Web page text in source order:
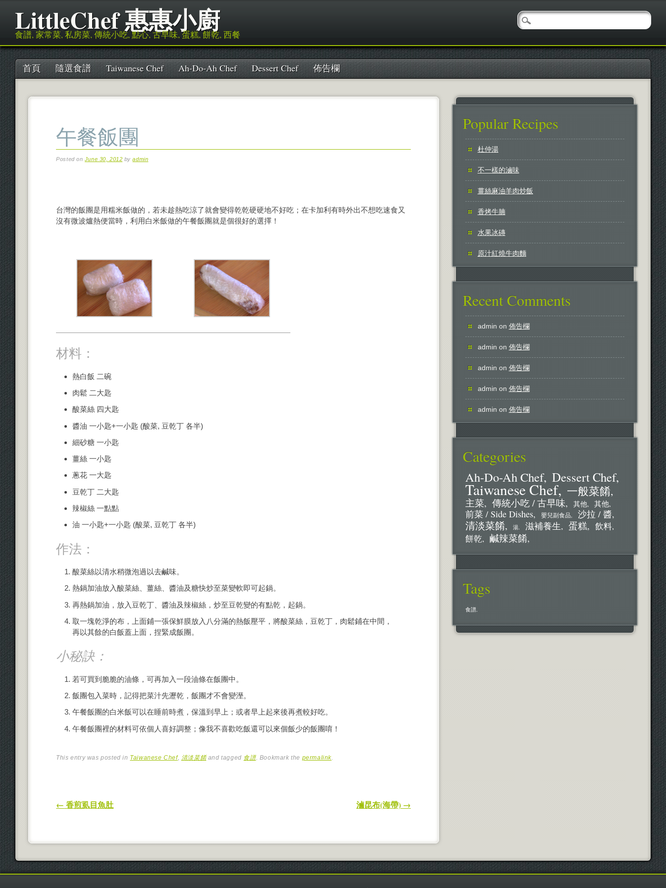
LittleChef 惠惠小廚
食譜, 家常菜, 私房菜, 傳統小吃, 點心, 古早味, 蛋糕, 餅乾, 西餐
Main menu
Skip to content
首頁 隨選食譜 Taiwanese Chef Ah-Do-Ah Chef Dessert Chef 佈告欄
午餐飯團
Posted on June 30, 2012 byadmin
台灣的飯團是用糯米飯做的，若未趁熱吃涼了就會變得乾乾硬硬地不好吃；在卡加利有時外出不想吃速食又
沒有微波爐熱便當時，利用白米飯做的午餐飯團就是個很好的選擇！
材料：
熱白飯 二碗
肉鬆 二大匙
酸菜絲 四大匙
醬油 一小匙+一小匙 (酸菜, 豆乾丁 各半)
細砂糖 一小匙
薑絲 一小匙
蔥花 一大匙
豆乾丁 二大匙
辣椒絲 一點點
油 一小匙+一小匙 (酸菜, 豆乾丁 各半)
作法：
酸菜絲以清水稍微泡過以去鹹味。
熱鍋加油放入酸菜絲、薑絲、醬油及糖快炒至菜變軟即可起鍋。
再熱鍋加油，放入豆乾丁、醬油及辣椒絲，炒至豆乾變的有點乾，起鍋。
取一塊乾淨的布，上面鋪一張保鮮膜放入八分滿的熱飯壓平，將酸菜絲，豆乾丁，肉鬆鋪在中間，
再以其餘的白飯蓋上面，捏緊成飯團。
小秘訣：
若可買到脆脆的油條，可再加入一段油條在飯團中。
飯團包入菜時，記得把菜汁先瀝乾，飯團才不會變溼。
午餐飯團的白米飯可以在睡前時煮，保溫到早上；或者早上起來後再煮較好吃。
午餐飯團裡的材料可依個人喜好調整；像我不喜歡吃飯還可以來個飯少的飯團唷！
This entry was posted in Taiwanese Chef, 清淡菜餚and tagged 食譜. Bookmark the permalink.
Post navigation
← 香煎虱目魚肚 滷昆布(海帶) →
Popular Recipes
杜仲湯
不一樣的滷味
薑絲麻油羊肉炒飯
香烤牛腩
水果冰磚
原汁紅燒牛肉麵
Recent Comments
admin on 佈告欄
admin on 佈告欄
admin on 佈告欄
admin on 佈告欄
admin on 佈告欄
Categories
Ah-Do-Ah Chef Dessert Chef
Taiwanese Chef 一般菜餚
主菜 傳統小吃 / 古早味 其他 其他
前菜 / Side Dishes 嬰兒副食品 沙拉 / 醬
清淡菜餚 湯 滋補養生 蛋糕
飲料
餅乾
鹹辣菜餚
Tags
食譜